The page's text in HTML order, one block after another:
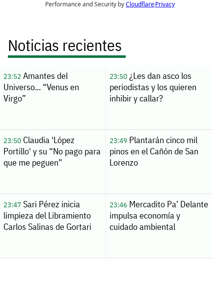
Noticias recientes
23:52Amantes del
Universo... “Venus en
Virgo”
23:50¿Les dan asco los
periodistas y los quieren
inhibir y callar?
23:50Claudia 'López
Portillo' y su “No pago para
que me peguen”
23:49Plantarán cinco mil
pinos en el Cañón de San
Lorenzo
23:47Sari Pérez inicia
limpieza del Libramiento
Carlos Salinas de Gortari
23:46Mercadito Pa’ Delante
impulsa economía y
cuidado ambiental